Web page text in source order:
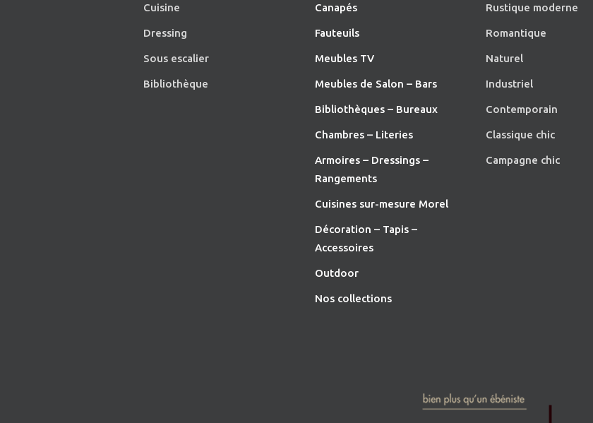
Cuisine
Dressing
Sous escalier
Bibliothèque
Canapés
Fauteuils
Meubles TV
Meubles de Salon – Bars
Bibliothèques – Bureaux
Chambres – Literies
Armoires – Dressings –
Rangements
Cuisines sur-mesure Morel
Décoration – Tapis –
Accessoires
Outdoor
Nos collections
Rustique moderne
Romantique
Naturel
Industriel
Contemporain
Classique chic
Campagne chic